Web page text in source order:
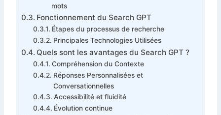
mots
Fonctionnement du Search GPT
Étapes du processus de recherche
Principales Technologies Utilisées
Quels sont les avantages du Search GPT ?
Compréhension du Contexte
Réponses Personnalisées et
Conversationnelles
Accessibilité et fluidité
Évolution continue